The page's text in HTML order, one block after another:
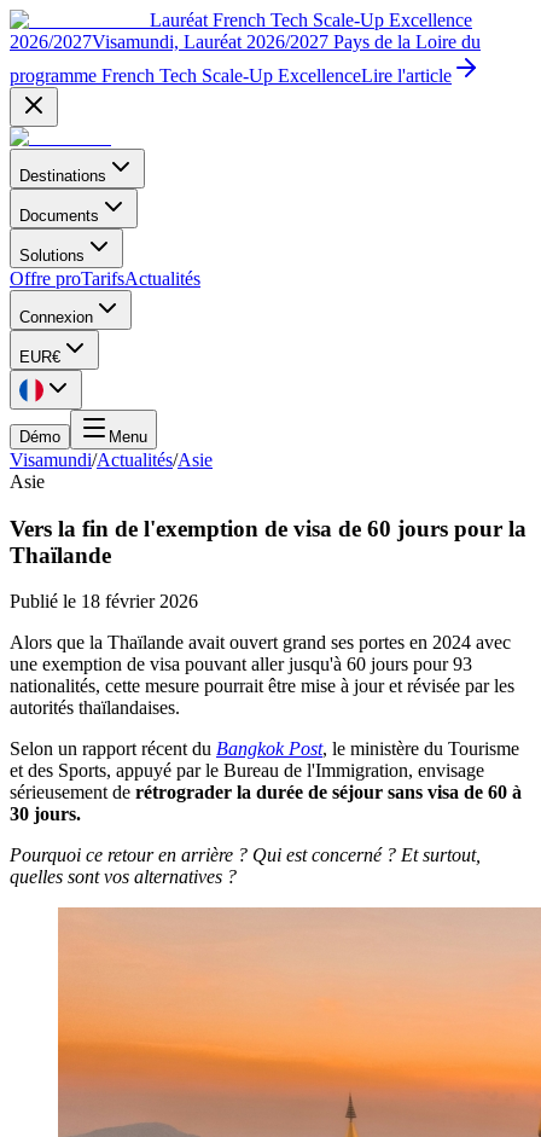
Lauréat French Tech Scale-Up Excellence
2026/2027Visamundi, Lauréat 2026/2027 Pays de la Loire du
programme French Tech Scale-Up ExcellenceLire l'article
Destinations
Documents
Solutions
Offre proTarifsActualités
Connexion
EUR€
Démo Menu
Visamundi/Actualités/Asie
Asie
Vers la fin de l'exemption de visa de 60 jours pour la
Thaïlande
Publié le 18 février 2026
Alors que la Thaïlande avait ouvert grand ses portes en 2024 avec
une exemption de visa pouvant aller jusqu'à 60 jours pour 93
nationalités, cette mesure pourrait être mise à jour et révisée par les
autorités thaïlandaises.
Selon un rapport récent du Bangkok Post, le ministère du Tourisme
et des Sports, appuyé par le Bureau de l'Immigration, envisage
sérieusement de rétrograder la durée de séjour sans visa de 60 à
30 jours.
Pourquoi ce retour en arrière ? Qui est concerné ? Et surtout,
quelles sont vos alternatives ?